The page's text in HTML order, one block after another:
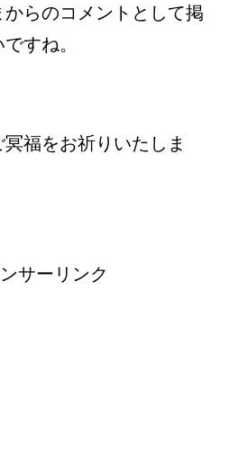
らのコメントとして掲
すね。
福をお祈りいたしま
サーリンク